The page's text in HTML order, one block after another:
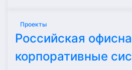
Проекты
Российская
корпоративные